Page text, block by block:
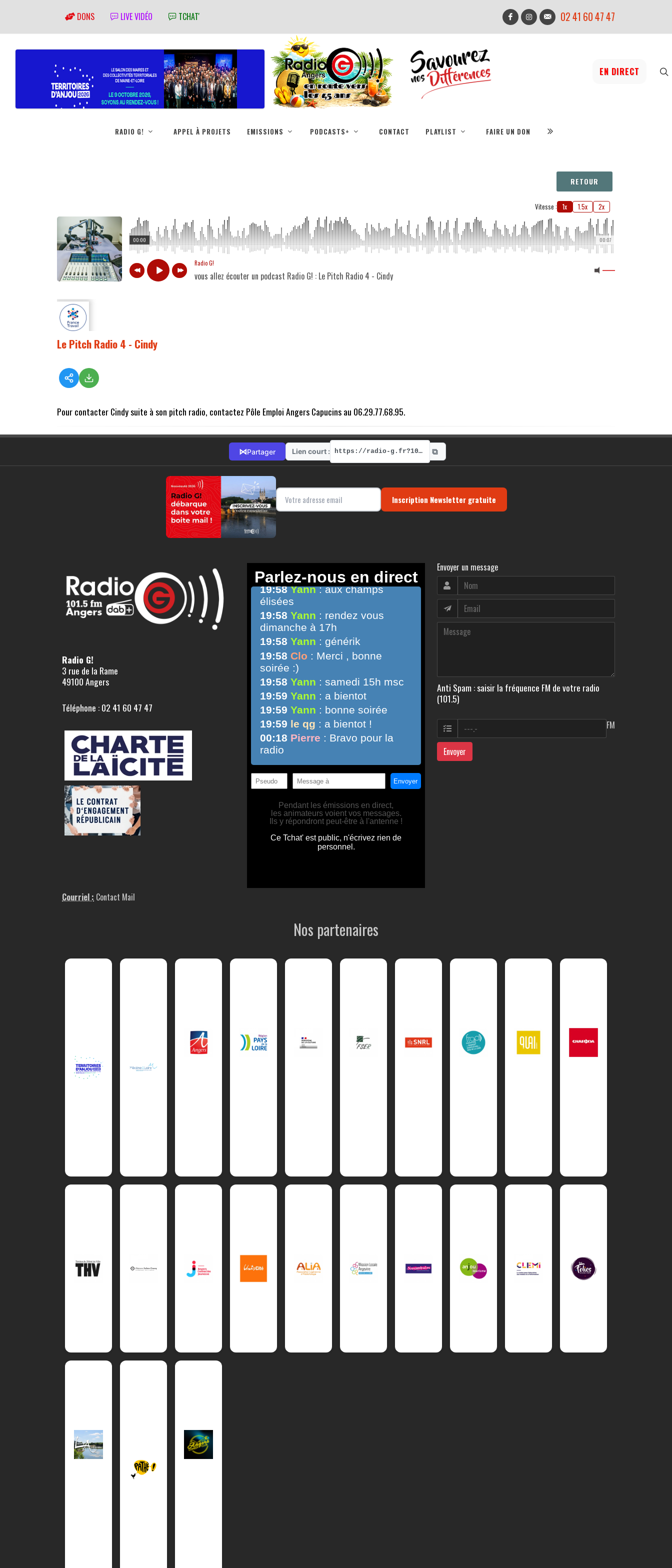
DONS LIVE VIDÉO TCHAT' 02 41 60 47 47
EN DIRECT
RADIO G! APPEL À PROJETS EMISSIONS PODCASTS+ CONTACT PLAYLIST FAIRE UN DON
RETOUR
Vitesse : 1x 1.5x 2x
00:07
00:00
Radio G!
vous allez écouter un podcast Radio G! : Le Pitch Radio 4 - Cindy
Le Pitch Radio 4 - Cindy
Pour contacter Cindy suite à son pitch radio, contactez Pôle Emploi Angers Capucins au 06.29.77.68.95.
⋈Partager Lien court : https://radio-g.fr?10860 ⧉
Inscription Newsletter gratuite
Radio G!
3 rue de la Rame
49100 Angers
Téléphone : 02 41 60 47 47
Courriel : Contact Mail
Envoyer un message
Anti Spam : saisir la fréquence FM de votre radio
(101.5)
FM
Envoyer
Nos partenaires